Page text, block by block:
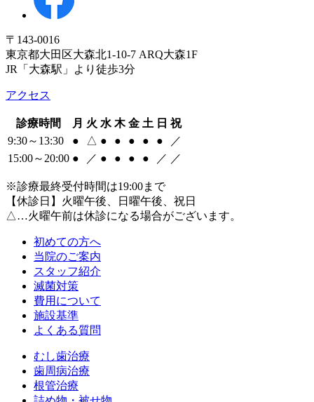
〒143-0016
東京都大田区大森北1-10-7 ARQ大森1F
JR「大森駅」より徒歩3分
アクセス
診療時間 月 火 水 木 金 土 日 祝
9:30～13:30
● △ ● ● ● ● ●
／
15:00～20:00 ● ／ ● ● ● ● ／ ／
※診療最終受付時間は19:00まで
【休診日】火曜午後、日曜午後、祝日
△…火曜午前は休診になる場合がございます。
初めての方へ
当院のご案内
スタッフ紹介
滅菌対策
費用について
施設基準
よくある質問
むし歯治療
歯周病治療
根管治療